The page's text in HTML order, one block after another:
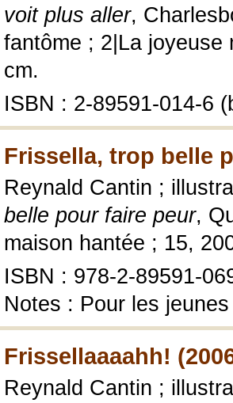
voit plus aller,
fantôme ; 2|La
cm.
ISBN : 2-89591-014-6
Frissella, trop belle
Reynald Cantin ;
belle pour faire peur,
maison hantée ; 15,
ISBN : 978-2-89591-
Notes : Pour les
Frissellaaaahh!
Reynald Cantin ;